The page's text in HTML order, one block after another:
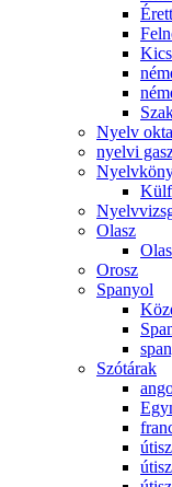
Nyelv
nyelvi
Olasz
Orosz
Spanyol
Szótárak